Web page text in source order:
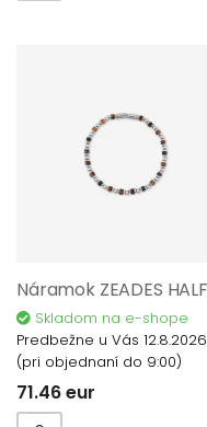
Skladom na e-shope
Predbežne u Vás 12.8.2026
(pri objednaní do 9:00)
71.46 eur